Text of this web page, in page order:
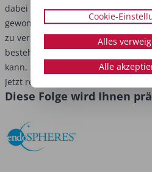
dabei unterstützen, neue Kunden
gewonnene Kundenbindung zu
zu verbessern. Was Sie benötigen,
bestehen, und was letztendlich
kann, hören Sie hier!
Jetzt reinhören und mehr erfahren!
Diese Folge wird Ihnen
Cookie-
Alles
Alle